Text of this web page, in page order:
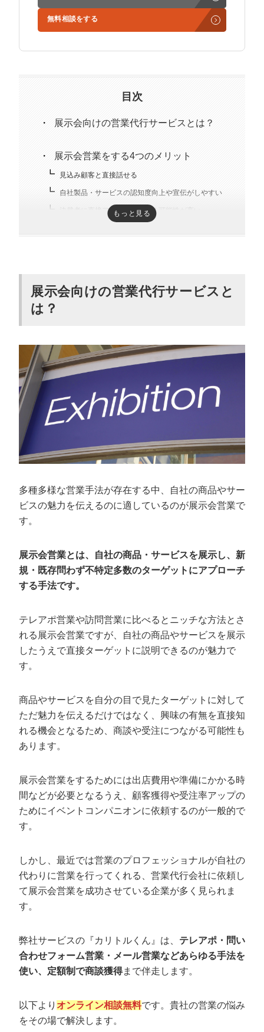
カスタマーサクセスマネージャー
常勤監査役
学生時代からに代表岩野の社長秘書として活動。現在は
3社の事業責任者も務めており、Webマーケティングと
趣味はキックボクシング。アマチュアの戦績は2戦0勝2
無料相談をする
目次
展示会向けの営業代行サービスとは？
展示会営業をする4つのメリット
見込み顧客と直接話せる
自社製品・サービスの認知度向上や宣伝がしやすい
決裁者に直接アプローチできる可能性が高い
カリトルくん｜展示会向け営業代行を精鋭フリーラン
スが対応する定額制の営業支援サービス
株式会社セカツク｜BtoBに特化した営業代行会社
東京商業支援機構株式会社｜海外向けの営業も可能な
営業代行会社
フェネトル・パートナーズ株式会社｜海外市場での営
業が得意な営業代行会社
株式会社タスク｜複数の営業手法が対応可能な営業代
Expo Drive Sales Pro｜名刺獲得やフォロー架電などに
強い営業代行会社
営業代行会社の失敗しない選び方3選
営業内容・範囲が自社サービスにマッチしているか
営業代行費用は相場に合っているか
営業代行で成果が出た3つの事例
営業代行をカリトルくんに切り替えてすぐ“商談7件・受
注1件”を実現した不動産DX会社の事例
BPOサービスで“問い合わせ5分以内に架電”で売上UPし
展示会向けの営業代行に関するよくある質
問
展示会営業代行とはどのようなサービスですか？
営業代行って実際売上は上がるんですか？
展示会営業ならカリトルくんがおすすめ
もっと見る
展示会向けの営業代行サービスと
は？
多種多様な営業手法が存在する中、自社の商品やサー
ビスの魅力を伝えるのに適しているのが展示会営業で
す。
展示会営業とは、自社の商品・サービスを展示し、新
規・既存問わず不特定多数のターゲットにアプローチ
する手法です。
テレアポ営業や訪問営業に比べるとニッチな方法とさ
れる展示会営業ですが、自社の商品やサービスを展示
したうえで直接ターゲットに説明できるのが魅力で
す。
商品やサービスを自分の目で見たターゲットに対して
ただ魅力を伝えるだけではなく、興味の有無を直接知
れる機会となるため、商談や受注につながる可能性も
あります。
展示会営業をするためには出店費用や準備にかかる時
間などが必要となるうえ、顧客獲得や受注率アップの
ためにイベントコンパニオンに依頼するのが一般的で
す。
しかし、最近では営業のプロフェッショナルが自社の
代わりに営業を行ってくれる、営業代行会社に依頼し
て展示会営業を成功させている企業が多く見られま
す。
弊社サービスの『カリトルくん』は、 テレアポ・問い
合わせフォーム営業・メール営業などあらゆる手法を
使い、定額制で商談獲得まで伴走します。
以下より オンライン相談無料です。貴社の営業の悩み
をその場で解決します。